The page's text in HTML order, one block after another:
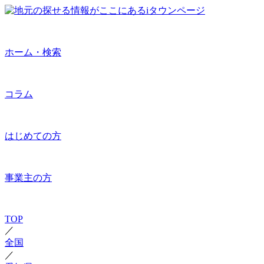
ホーム・検索
コラム
はじめての方
事業主の方
TOP
／
全国
／